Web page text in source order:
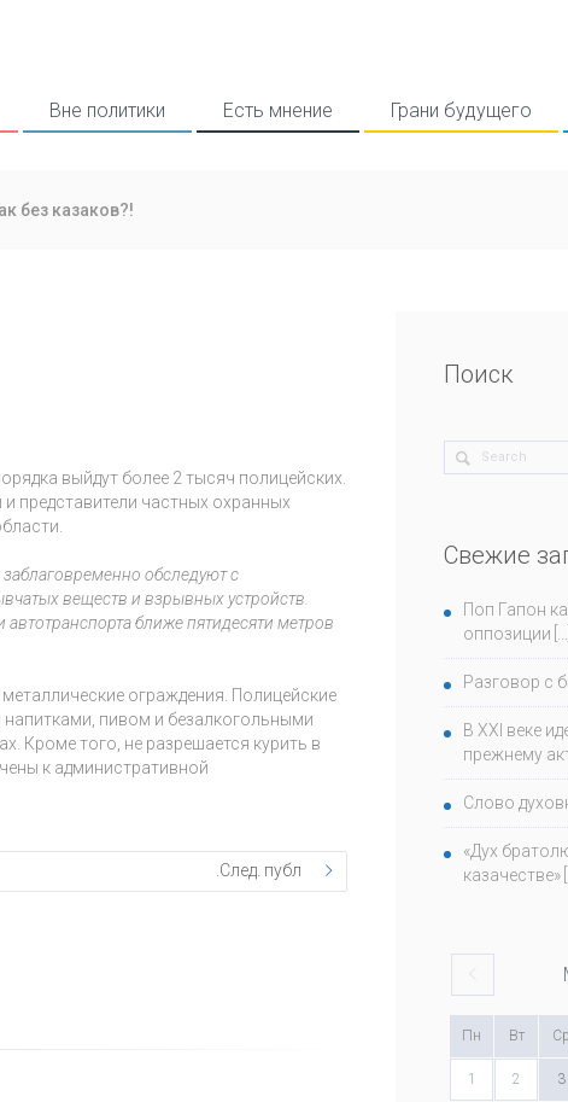
Вне политики Есть мнение Грани будущего
без казаков?!
выйдут более 2 тысяч полицейских.
представители частных охранных
обследуют с
веществ и взрывных устройств.
ближе пятидесяти метров
ограждения. Полицейские
пивом и безалкогольными
Кроме того, не разрешается курить в
к административной
След. публ.
Поиск
Свежие
Поп Гапон
оппозиции
Разговор с
В ХХI веке
прежнему
Слово
«Дух
казачестве»
Пн Вт Ср
1 2 3